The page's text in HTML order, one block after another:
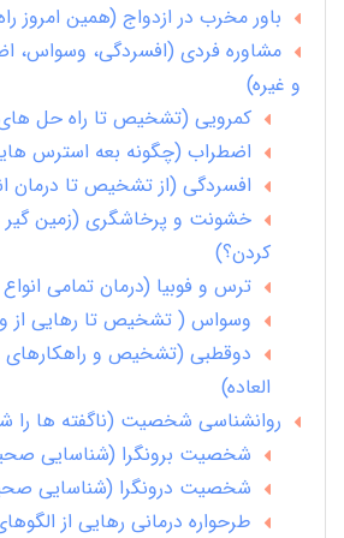
باور مخرب در ازدواج (همین امروز
مشاوره فردی (افسردگی، وسواس،
و غیره)
کمرویی (تشخیص تا راه حل
اضطراب (چگونه بعه استرس
افسردگی (از تشخیص تا درمان
خشونت و پرخاشگری (زمین گیر
کردن؟)
ترس و فوبیا (درمان تمامی
وسواس ( تشخیص تا رهایی از
دوقطبی (تشخیص و راهکارهای
العاده)
روانشناسی شخصیت (ناگفته ها را
شخصیت برونگرا (شناسایی
شخصیت درونگرا (شناسایی
طرحواره درمانی رهایی از